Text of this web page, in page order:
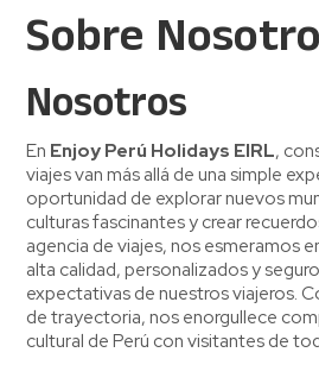
Sobre
Nosotros
En Enjoy Perú Holidays EIRL,
viajes van más allá de una simple
oportunidad de explorar nuevos
culturas fascinantes y crear
agencia de viajes, nos esmeramos
alta calidad, personalizados y
expectativas de nuestros viajeros.
de trayectoria, nos enorgullece
cultural de Perú con visitantes de